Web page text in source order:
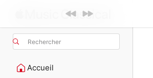
Rechercher
Accueil